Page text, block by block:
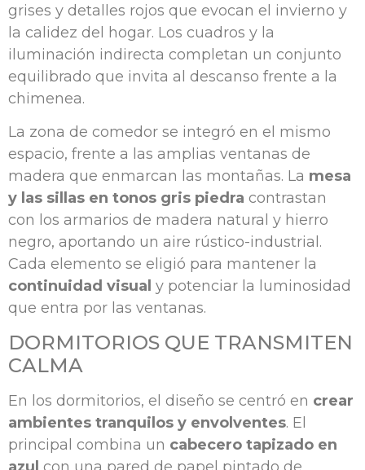
grises y detalles rojos que evocan el invierno y
la calidez del hogar. Los cuadros y la
iluminación indirecta completan un conjunto
equilibrado que invita al descanso frente a la
chimenea.
La zona de comedor se integró en el mismo
espacio, frente a las amplias ventanas de
madera que enmarcan las montañas. La mesa
y las sillas en tonos gris piedra contrastan
con los armarios de madera natural y hierro
negro, aportando un aire rústico-industrial.
Cada elemento se eligió para mantener la
continuidad visual y potenciar la luminosidad
que entra por las ventanas.
DORMITORIOS QUE TRANSMITEN
CALMA
En los dormitorios, el diseño se centró en crear
ambientes tranquilos y envolventes. El
principal combina un cabecero tapizado en
azul con una pared de papel pintado de